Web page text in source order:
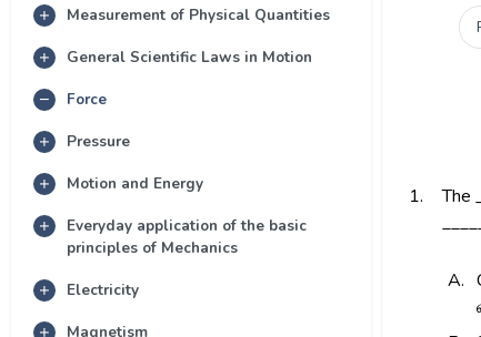
Measurement of Physical Quantities
General Scientific Laws in Motion
Force
Pressure
Motion and Energy
Everyday application of the basic
principles of Mechanics
Electricity
Magnetism
1.
The
A.